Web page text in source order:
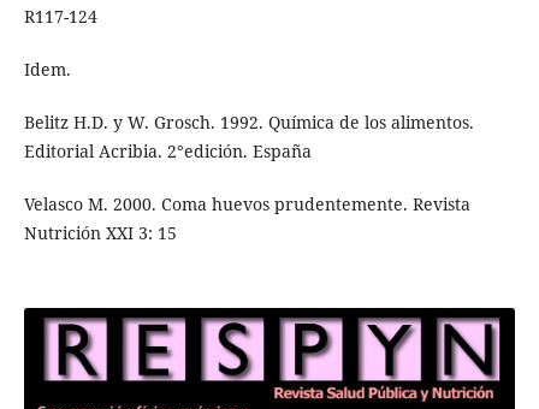
R117-124
Idem.
Belitz H.D. y W. Grosch. 1992. Química de los alimentos.
Editorial Acribia. 2°edición. España
Velasco M. 2000. Coma huevos prudentemente. Revista
Nutrición XXI 3: 15